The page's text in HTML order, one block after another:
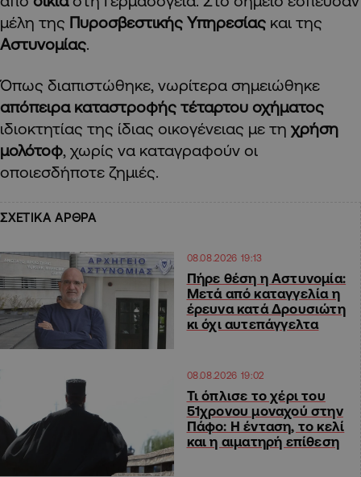
μέλη της Πυροσβεστικής Υπηρεσίας και της
Αστυνομίας.
Όπως διαπιστώθηκε, νωρίτερα σημειώθηκε
απόπειρα καταστροφής τέταρτου οχήματος
ιδιοκτητίας της ίδιας οικογένειας με τη χρήση
μολότοφ, χωρίς να καταγραφούν οι
οποιεσδήποτε ζημιές.
ΣΧΕΤΙΚΑ ΑΡΘΡΑ
08.08.2026 19:13
Πήρε θέση η Αστυνομία:
Μετά από καταγγελία η
έρευνα κατά Δρουσιώτη
κι όχι αυτεπάγγελτα
08.08.2026 19:02
Τι όπλισε το χέρι του
51χρονου μοναχού στην
Πάφο: Η ένταση, το κελί
και η αιματηρή επίθεση